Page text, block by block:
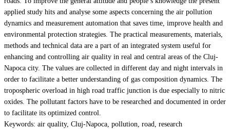
applied study hits and analyse some aspects concerning the air pollution
dynamics and measurement automation that saves time, improve health and
environmental protection strategies. The practical measurements, materials,
methods and technical data are a part of an integrated system useful for
enhancing and controlling air quality in real and central areas of the Cluj-
Napoca city. The values are collected in different day and night intervals in
order to facilitate a better understanding of gas composition dynamics. The
tropospheric overload in high road traffic junction is due especially to nitric
oxides. The pollutant factors have to be researched and documented in order
to facilitate its optimized control.
Keywords: air quality, Cluj-Napoca, pollution, road, research